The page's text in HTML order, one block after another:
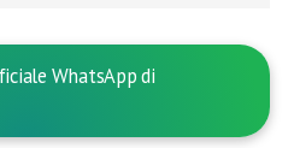
WhatsApp di